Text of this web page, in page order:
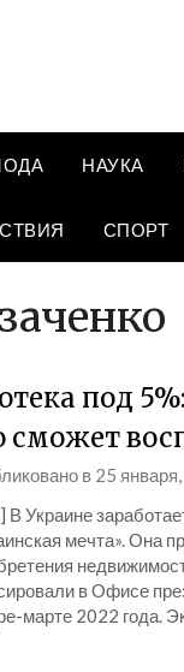
НАУКА
СПОРТ
под
сможет
в 25
В Украине
мечта». Она
в Офисе
марте 2022 года.